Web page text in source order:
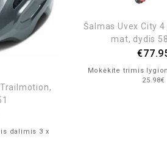
dalimis 3 x
Šalmas Uvex City
mat, dydis
€
Mokėkite trimis
25.98€